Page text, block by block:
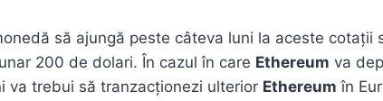
să ajungă peste câteva luni la aceste cotații
200 de dolari. În cazul în care Ethereum va
va trebui să tranzacționezi ulterior Ethereum în